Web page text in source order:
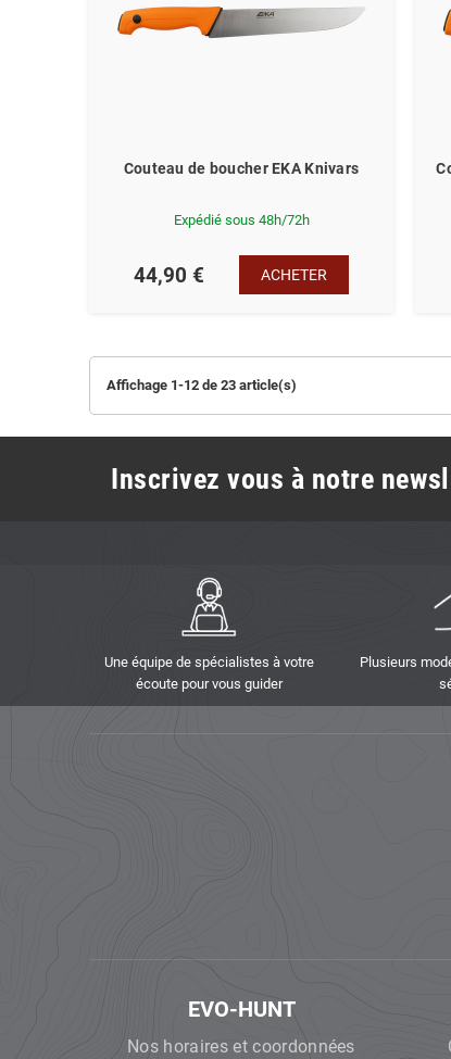
Couteau de boucher EKA Knivars
Expédié sous 48h/72h
44,90 € ACHETER
Affichage 1-12 de 23 article(s)
Inscrivez vous à notre
Une équipe de spécialistes à votre
écoute pour vous guider
Plusieurs
EVO-HUNT
Nos horaires et coordonnées